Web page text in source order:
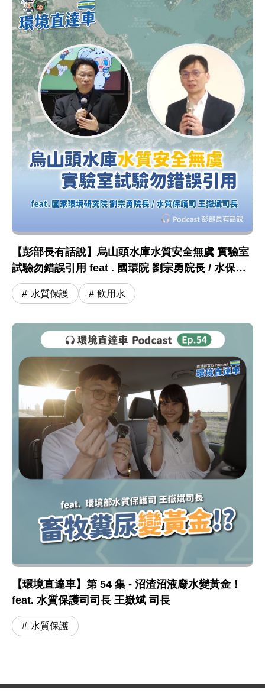
【彭部長有話說】烏山頭水庫水質安全無虞 實驗室
試驗勿錯誤引用 feat . 國環院 劉宗勇院長 / 水保司
王嶽斌司長
水質保護 飲用水
【環境直達車】第 54 集 - 沼渣沼液廢水變黃金！
feat. 水質保護司司長 王嶽斌 司長
水質保護